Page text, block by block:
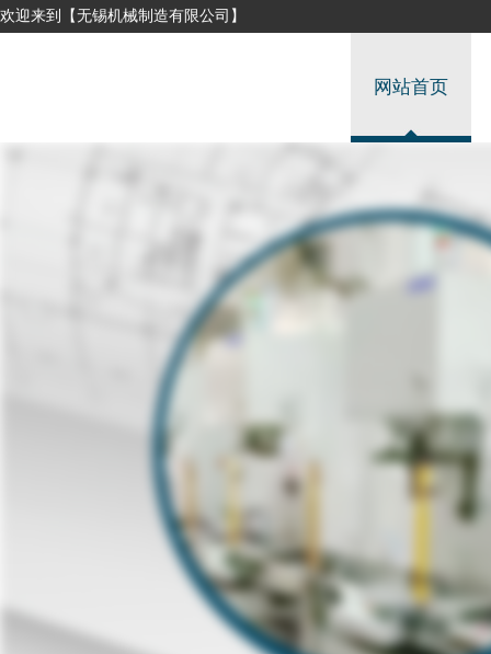
欢迎来到【无锡机械制造有限公司】
网站首页